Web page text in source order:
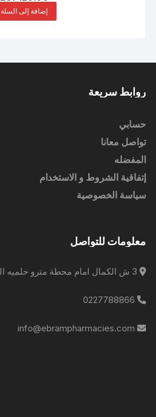
إضافة إلى السلة
روابط سريعة
حسابي
تواصل معانا
المفضله
إتفاقية الشروط و الاستخدام
سياسة الخصوصية
معلومات للتواصل